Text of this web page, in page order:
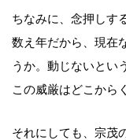
ちなみに、念押しす
数え年だから、現在
うか。動じないとい
この威厳はどこから
それにしても、宗茂